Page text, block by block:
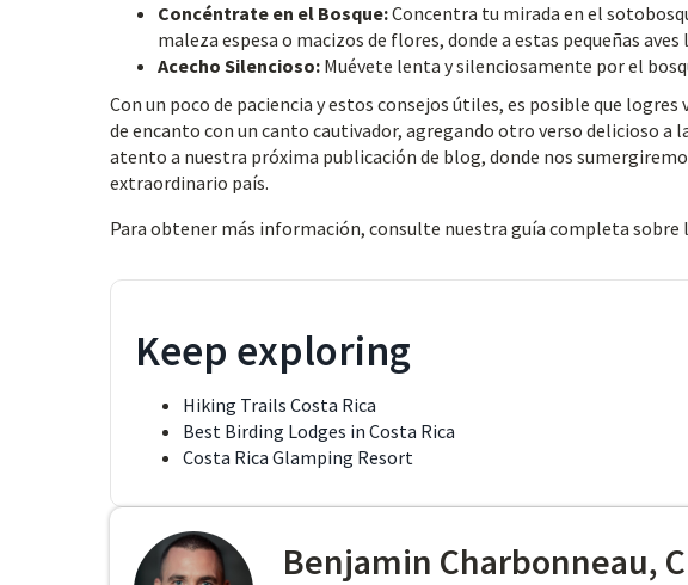
Concéntrate en el Bosque:Concentra tu mirada en el
maleza espesa o macizos de flores, donde a estas pequeñas
Acecho Silencioso: Muévete lenta y silenciosamente por el
Con un poco de paciencia y estos consejos útiles, es posible que logres
de encanto con un canto cautivador, agregando otro verso delicioso a
atento a nuestra próxima publicación de blog, donde nos
extraordinario país.
Para obtener más información, consulte nuestra guía completa sobre
Keep exploring
Hiking Trails Costa Rica
Best Birding Lodges in Costa Rica
Costa Rica Glamping Resort
Benjamin Charbonneau,